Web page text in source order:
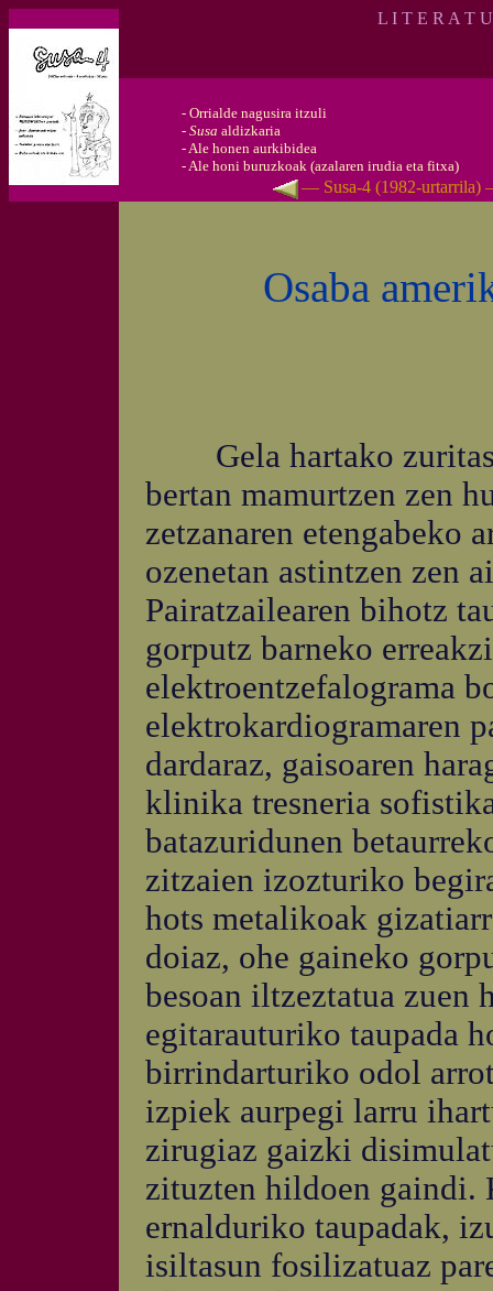
L I T E R A T
- Orrialde nagusira itzuli
- Susa aldizkaria
-Ale honen aurkibidea
-Ale honi buruzkoak (azalaren irudia eta fitxa)
— Susa-4 (1982-urtarrila)
Osaba
Gela hartako
bertan mamurtzen zen
zetzanaren etengabeko
ozenetan astintzen zen
Pairatzailearen bihotz
gorputz barneko
elektroentzefalograma
elektrokardiogramaren
dardaraz, gaisoaren
klinika tresneria
batazuridunen
zitzaien izozturiko
hots metalikoak
doiaz, ohe gaineko
besoan iltzeztatua
egitarauturiko taupada
birrindarturiko odol
izpiek aurpegi larru
zirugiaz gaizki
zituzten hildoen gaindi.
ernalduriko taupadak,
isiltasun fosilizatuaz